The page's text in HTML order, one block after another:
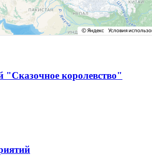
"Сказочное королевство"